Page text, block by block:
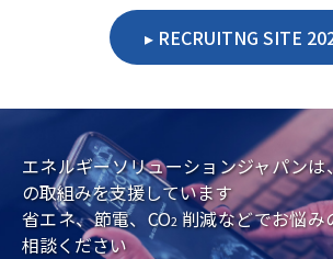
RECRUITNG SITE
エネルギーソリューションジャパン
の取組みを支援しています
省エネ、節電、CO2 削減などでお悩み
相談ください